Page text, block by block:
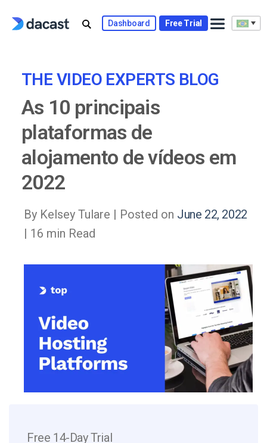
Dashboard Free Trial
THE VIDEO EXPERTS BLOG
As 10 principais
plataformas de
alojamento de vídeos em
2022
By Kelsey Tulare | Posted on June 22, 2022
| 16 min Read
Free 14-Day Trial